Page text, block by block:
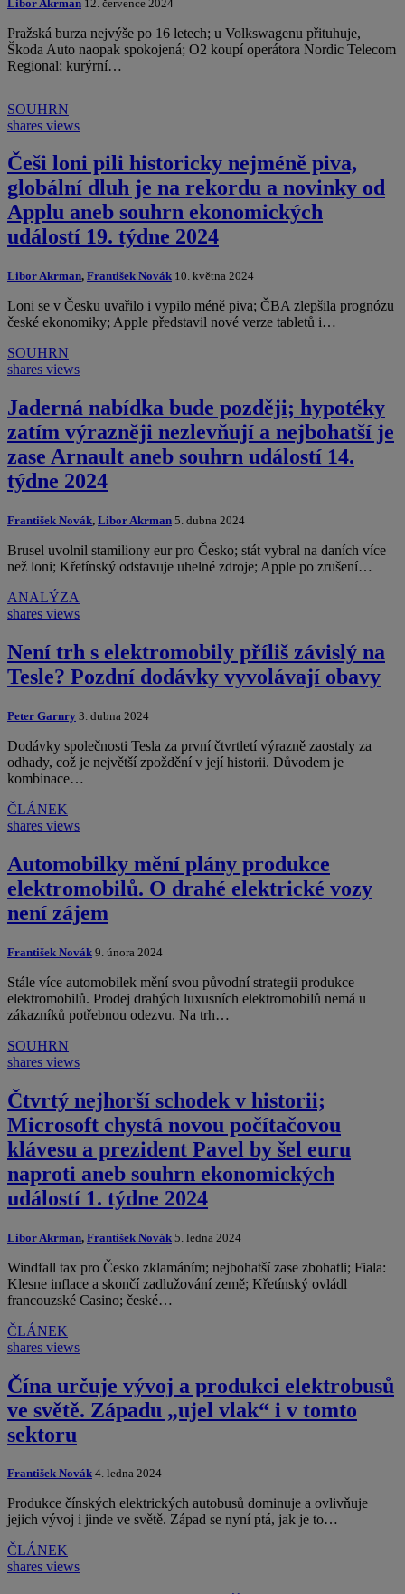
Libor Akrman 12. července 2024
Pražská burza nejvýše po 16 letech; u Volkswagenu přituhuje,
Škoda Auto naopak spokojená; O2 koupí operátora Nordic Telecom
Regional; kurýrní…
SOUHRN
shares views
Češi loni pili historicky nejméně piva,
globální dluh je na rekordu a novinky od
Applu aneb souhrn ekonomických
událostí 19. týdne 2024
Libor Akrman, František Novák 10. května 2024
Loni se v Česku uvařilo i vypilo méně piva; ČBA zlepšila prognózu
české ekonomiky; Apple představil nové verze tabletů i…
SOUHRN
shares views
Jaderná nabídka bude později; hypotéky
zatím výrazněji nezlevňují a nejbohatší je
zase Arnault aneb souhrn událostí 14.
týdne 2024
František Novák, Libor Akrman 5. dubna 2024
Brusel uvolnil stamiliony eur pro Česko; stát vybral na daních více
než loni; Křetínský odstavuje uhelné zdroje; Apple po zrušení…
ANALÝZA
shares views
Není trh s elektromobily příliš závislý na
Tesle? Pozdní dodávky vyvolávají obavy
Peter Garnry 3. dubna 2024
Dodávky společnosti Tesla za první čtvrtletí výrazně zaostaly za
odhady, což je největší zpoždění v její historii. Důvodem je
kombinace…
ČLÁNEK
shares views
Automobilky mění plány produkce
elektromobilů. O drahé elektrické vozy
není zájem
František Novák 9. února 2024
Stále více automobilek mění svou původní strategii produkce
elektromobilů. Prodej drahých luxusních elektromobilů nemá u
zákazníků potřebnou odezvu. Na trh…
SOUHRN
shares views
Čtvrtý nejhorší schodek v historii;
Microsoft chystá novou počítačovou
klávesu a prezident Pavel by šel euru
naproti aneb souhrn ekonomických
událostí 1. týdne 2024
Libor Akrman, František Novák 5. ledna 2024
Windfall tax pro Česko zklamáním; nejbohatší zase zbohatli; Fiala:
Klesne inflace a skončí zadlužování země; Křetínský ovládl
francouzské Casino; české…
ČLÁNEK
shares views
Čína určuje vývoj a produkci elektrobusů
ve světě. Západu „ujel vlak“ i v tomto
sektoru
František Novák 4. ledna 2024
Produkce čínských elektrických autobusů dominuje a ovlivňuje
jejich vývoj i jinde ve světě. Západ se nyní ptá, jak je to…
ČLÁNEK
shares views